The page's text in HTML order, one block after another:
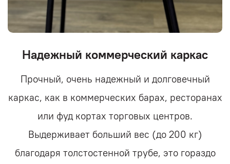
Надежный коммерческий каркас
Прочный, очень надежный и долговечный
каркас, как в коммерческих барах, ресторанах
или фуд кортах торговых центров.
Выдерживает больший вес (до 200 кг)
благодаря толстостенной трубе, это гораздо